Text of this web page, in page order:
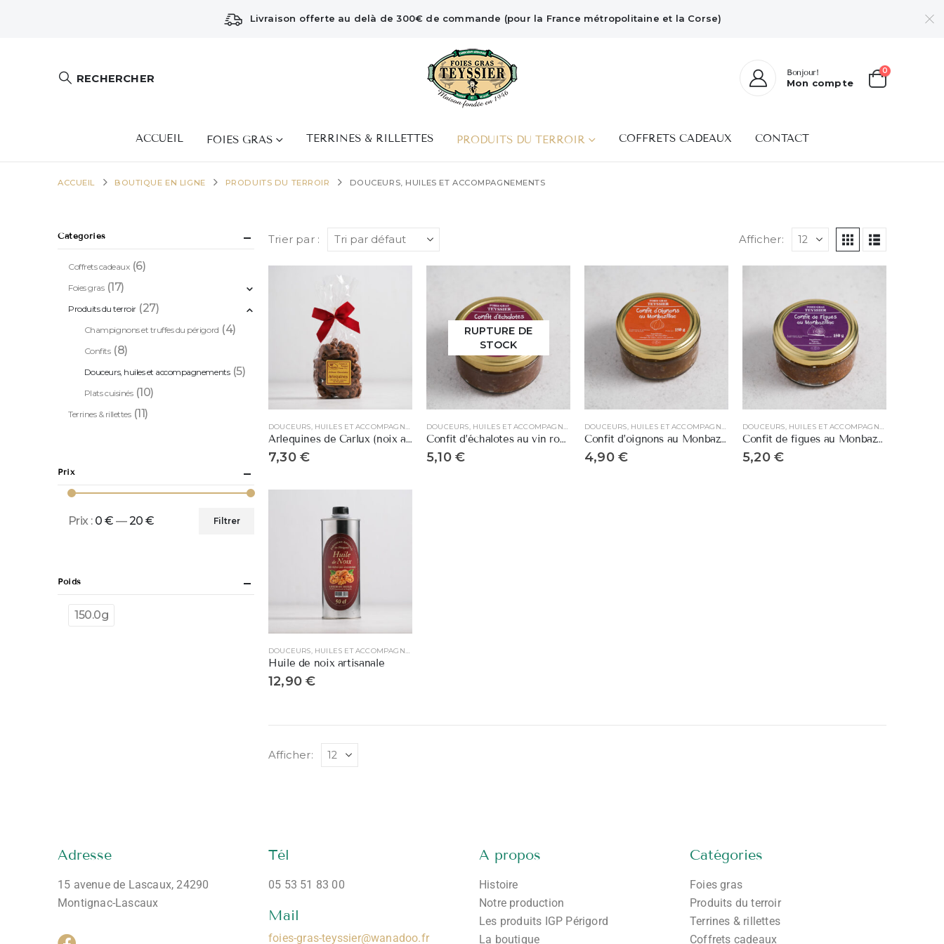
Livraison offerte au delà de 300€ de commande (pour la France métropolitaine et la Corse)
RECHERCHER
Bonjour!
Mon compte
0
ACCUEIL FOIES GRAS TERRINES & RILLETTES PRODUITS DU TERROIR COFFRETS CADEAUX CONTACT
ACCUEIL BOUTIQUE EN LIGNE PRODUITS DU TERROIR DOUCEURS, HUILES ET ACCOMPAGNEMENTS
Trier par : Afficher:
DOUCEURS, HUILES ET ACCOMPAGNEMENTS
Arlequines de Carlux (noix au chocolat)
7,30 €
RUPTURE DE
STOCK
DOUCEURS, HUILES ET ACCOMPAGNEMENTS
Confit d’échalotes au vin rouge de Bergerac
5,10 €
DOUCEURS, HUILES ET ACCOMPAGNEMENTS
Confit d’oignons au Monbazillac
4,90 €
DOUCEURS, HUILES ET ACCOMPAGNEMENTS
Confit de figues au Monbazillac
5,20 €
DOUCEURS, HUILES ET ACCOMPAGNEMENTS
Huile de noix artisanale
12,90€
Afficher:
Catégories
Coffrets cadeaux (6)
Foies gras (17)
Produits du terroir (27)
Champignons et truffes du périgord (4)
Confits (8)
Douceurs, huiles et accompagnements (5)
Plats cuisinés (10)
Terrines & rillettes (11)
Prix
Filtrer
Prix : 0 € —20 €
Poids
150.0g
Adresse
15 avenue de Lascaux, 24290
Montignac-Lascaux
Tél
05 53 51 83 00
Mail
foies-gras-teyssier@wanadoo.fr
A propos
Histoire
Notre production
Les produits IGP Périgord
La boutique
Catégories
Foies gras
Produits du terroir
Terrines & rillettes
Coffrets cadeaux